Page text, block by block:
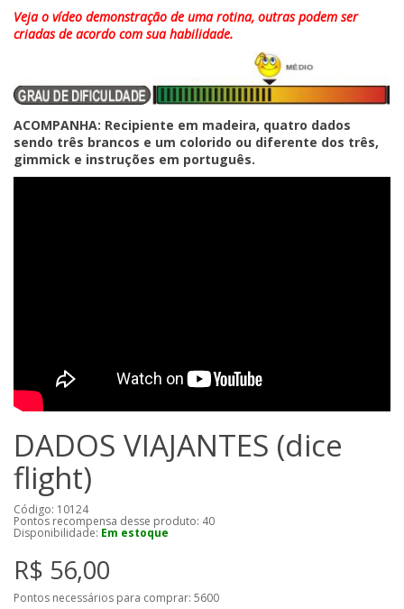
Veja o vídeo demonstração de uma rotina, outras podem ser
criadas de acordo com sua habilidade.
ACOMPANHA: Recipiente em madeira, quatro dados
sendo três brancos e um colorido ou diferente dos três,
gimmick e instruções em português.
DADOS VIAJANTES (dice
flight)
Código: 10124
Pontos recompensa desse produto: 40
Disponibilidade: Em estoque
R$ 56,00
Pontos necessários para comprar: 5600